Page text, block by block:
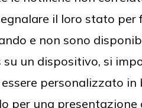
il loro stato per
e non sono
su un dispositivo, si
personalizzato
per una presentazione